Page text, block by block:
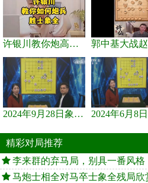
许银川教你炮高兵士象全如何赢士象全，简单四步即可
2024年9月28日象棋世界栏目，刘君、蒋川讲解了第九届杨官璘杯象棋...
精彩对局推荐
李来群的弃马局，别具一番风
马炮士相全对马卒士象全残局欣